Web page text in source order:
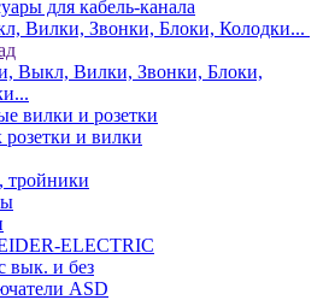
для кабель-канала
Вилки, Звонки, Блоки, Колодки...
Выкл, Вилки, Звонки, Блоки,
вилки и розетки
розетки и вилки
тройники
ELECTRIC
вык. и без
ASD